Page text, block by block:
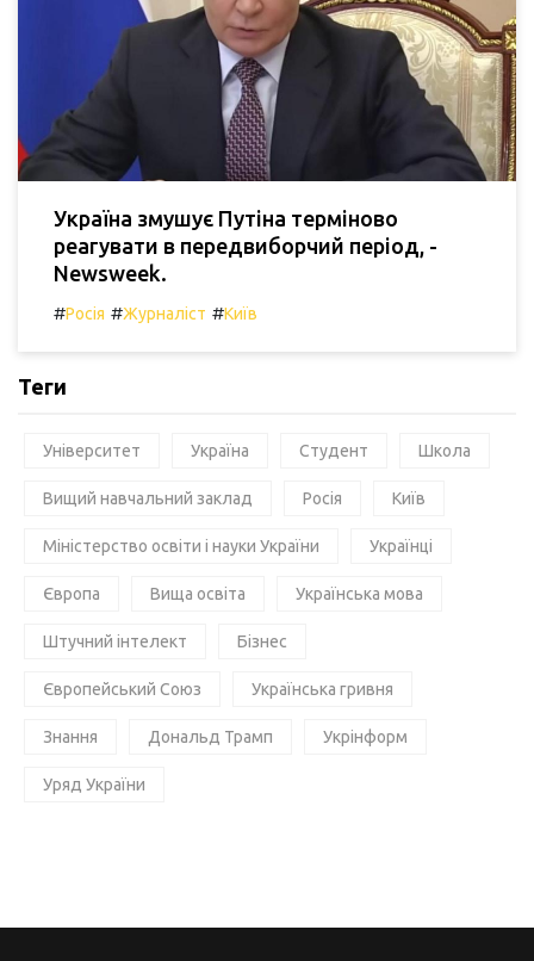
Україна змушує Путіна терміново
реагувати в передвиборчий період, -
Newsweek.
#Росія #Журналіст #Київ
Теги
Університет Україна Студент Школа
Вищий навчальний заклад Росія Київ
Міністерство освіти і науки України Українці
Європа Вища освіта Українська мова
Штучний інтелект Бізнес
Європейський Союз Українська гривня
Знання Дональд Трамп Укрінформ
Уряд України